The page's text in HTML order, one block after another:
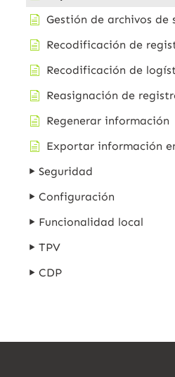
Gestión de archivos de
Recodificación de
Recodificación de
Reasignación de
Regenerar información
Exportar información
Seguridad
Configuración
Funcionalidad local
TPV
CDP